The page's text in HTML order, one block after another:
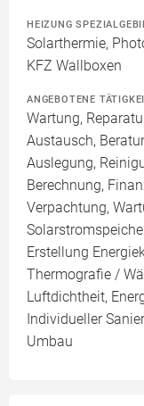
HEIZUNG
Solarthermie,
KFZ Wallboxen
ANGEBOTENE
Wartung,
Austausch,
Auslegung,
Berechnung,
Verpachtung,
Erstellung
Thermografie /
Luftdichtheit,
Individueller
Umbau